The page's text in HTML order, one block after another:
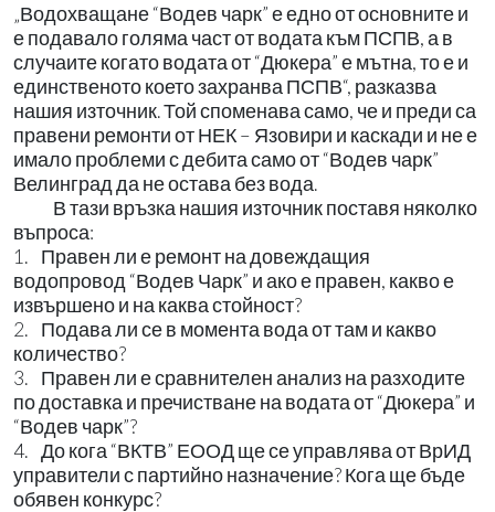
„Водохващане “Водев чарк” е едно от основните и
е подавало голяма част от водата към ПСПВ, а в
случаите когато водата от “Дюкера” е мътна, то е и
единственото което захранва ПСПВ“, разказва
нашия източник. Той споменава само, че и преди са
правени ремонти от НЕК – Язовири и каскади и не е
имало проблеми с дебита само от “Водев чарк”
Велинград да не остава без вода.
В тази връзка нашия източник поставя няколко
въпроса:
1. Правен ли е ремонт на довеждащия
водопровод “Водев Чарк” и ако е правен, какво е
извършено и на каква стойност?
2. Подава ли се в момента вода от там и какво
количество?
3. Правен ли е сравнителен анализ на разходите
по доставка и пречистване на водата от “Дюкера” и
“Водев чарк”?
4. До кога “ВКТВ” ЕООД ще се управлява от ВрИД
управители с партийно назначение? Кога ще бъде
обявен конкурс?